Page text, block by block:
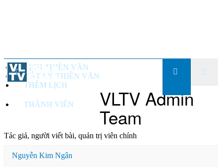
LỊCH THIÊN VĂN
VẬT LÝ THIÊN VĂN
THÊM LỊCH
THÀNH VIÊN VLTV Admin
Team
Tác giả, người viết bài, quản trị viên chính
Nguyễn Kim Ngân